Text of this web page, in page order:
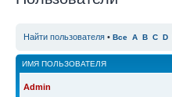
Найти пользователя • Все A B C D
ИМЯ ПОЛЬЗОВАТЕЛЯ
Admin